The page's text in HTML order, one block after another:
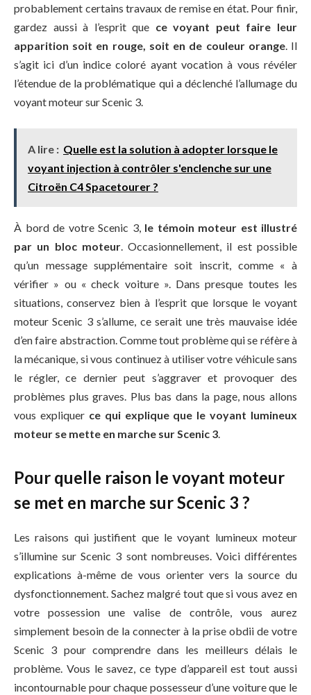
probablement certains travaux de remise en état. Pour finir,
gardez aussi à l’esprit que ce voyant peut faire leur
apparition soit en rouge, soit en de couleur orange. Il
s’agit ici d’un indice coloré ayant vocation à vous révéler
l’étendue de la problématique qui a déclenché l’allumage du
voyant moteur sur Scenic 3.
A lire : Quelle est la solution à adopter lorsque le
voyant injection à contrôler s'enclenche sur une
Citroën C4 Spacetourer ?
À bord de votre Scenic 3, le témoin moteur est illustré
par un bloc moteur. Occasionnellement, il est possible
qu’un message supplémentaire soit inscrit, comme « à
vérifier » ou « check voiture ». Dans presque toutes les
situations, conservez bien à l’esprit que lorsque le voyant
moteur Scenic 3 s’allume, ce serait une très mauvaise idée
d’en faire abstraction. Comme tout problème qui se réfère à
la mécanique, si vous continuez à utiliser votre véhicule sans
le régler, ce dernier peut s’aggraver et provoquer des
problèmes plus graves. Plus bas dans la page, nous allons
vous expliquer ce qui explique que le voyant lumineux
moteur se mette en marche sur Scenic 3
Pour quelle raison le voyant moteur
se met en marche sur Scenic 3 ?
Les raisons qui justifient que le voyant lumineux moteur
s’illumine sur Scenic 3 sont nombreuses. Voici différentes
explications à-même de vous orienter vers la source du
dysfonctionnement. Sachez malgré tout que si vous avez en
votre possession une valise de contrôle, vous aurez
simplement besoin de la connecter à la prise obdii de votre
Scenic 3 pour comprendre dans les meilleurs délais le
problème. Vous le savez, ce type d’appareil est tout aussi
incontournable pour chaque possesseur d’une voiture que le